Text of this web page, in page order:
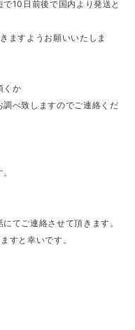
10日前後で国内より発送と
ますようお願いいたしま
くか
べ致しますのでご連絡くだ
てご連絡させて頂きます。
すと幸いです。